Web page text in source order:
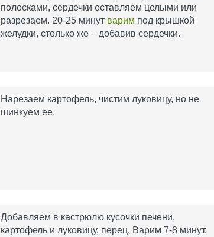
полосками, сердечки оставляем целыми или
разрезаем. 20-25 минут варим под крышкой
желудки, столько же – добавив сердечки.
Нарезаем картофель, чистим луковицу, но не
шинкуем ее.
Добавляем в кастрюлю кусочки печени,
картофель и луковицу, перец. Варим 7-8 минут.